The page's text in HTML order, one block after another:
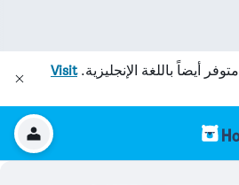
متوفر أيضاً باللغة الإنجليزية.Visit